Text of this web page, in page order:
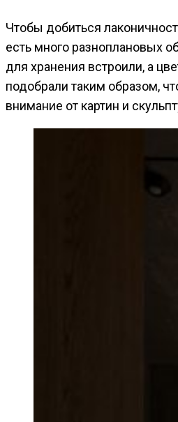
Чтобы добиться
есть много разноплановых
для хранения встроили, а
подобрали таким образом,
внимание от картин и